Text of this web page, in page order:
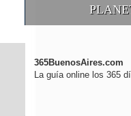
365BuenosAires.com
La guía online los 365